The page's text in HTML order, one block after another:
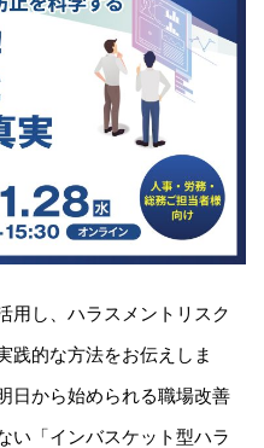
用し、ハラスメントリスク
践的な方法をお伝えしま
日から始められる職場改善
い「インバスケット型ハラ